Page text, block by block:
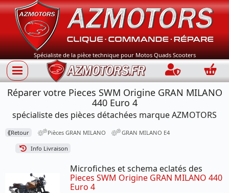
Spécialiste de la pièce technique pour Motos Quads Scooters
Connection
Réparer votre Pieces SWM Origine GRAN MILANO
440 Euro 4
spécialiste des pièces détachées marque AZMOTORS
⟪Retour Pièces GRAN MILANO GRAN MILANO E4
Info Livraison
Microfiches et schema eclatés des
Pieces SWM Origine GRAN MILANO 440
Euro 4